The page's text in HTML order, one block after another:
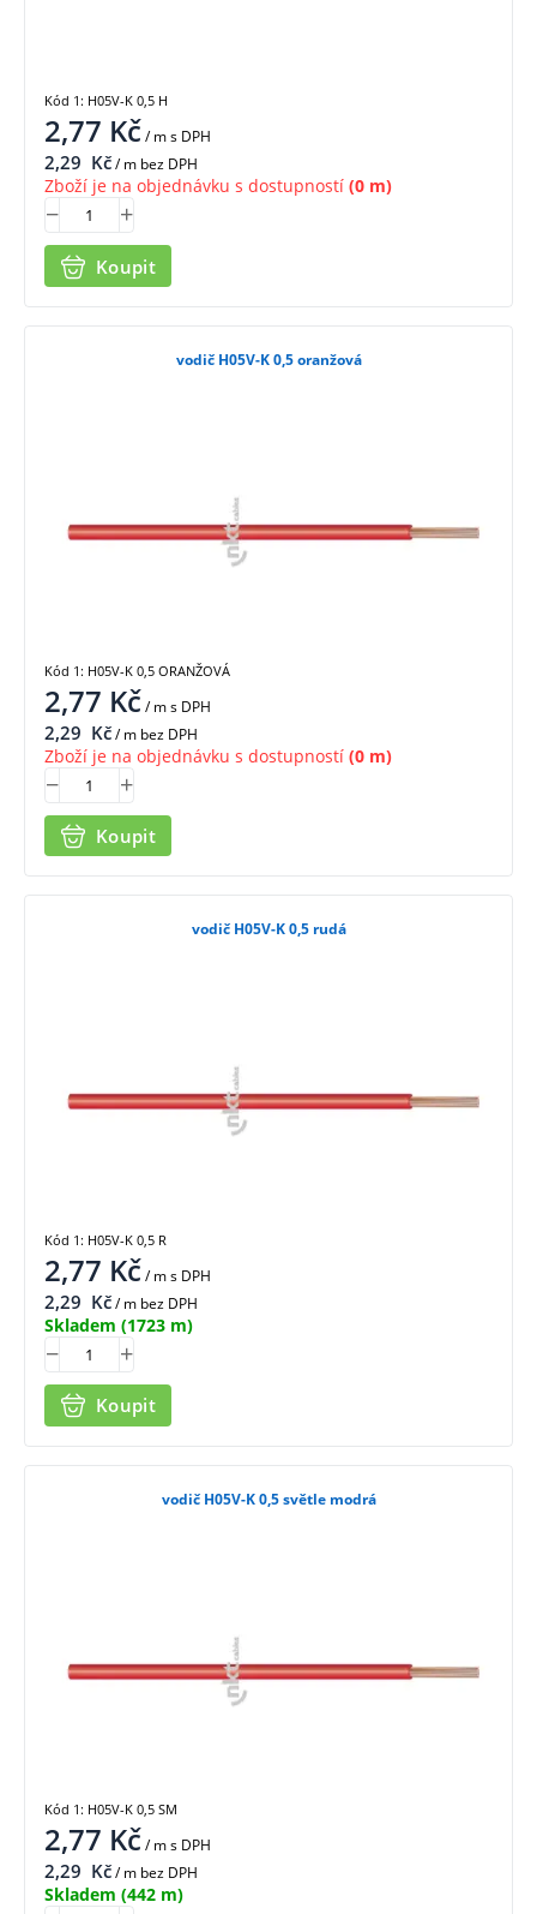
2,77 Kč/ ms DPH
2,29 Kč/ m bez DPH
Zboží je na objednávku s dostupností (0 m)
Koupit
Kód 1: H05V-K 0,5 H
vodič H05V-K 0,5 oranžová
2,77 Kč/ ms DPH
2,29 Kč/ m bez DPH
Zboží je na objednávku s dostupností (0 m)
Koupit
Kód 1: H05V-K 0,5 ORANŽOVÁ
vodič H05V-K 0,5 rudá
2,77 Kč/ ms DPH
2,29 Kč/ m bez DPH
Skladem (1723 m)
Koupit
Kód 1: H05V-K 0,5 R
vodič H05V-K 0,5 světle modrá
2,77 Kč/ ms DPH
2,29 Kč/ m bez DPH
Skladem (442 m)
Kód 1: H05V-K 0,5 SM